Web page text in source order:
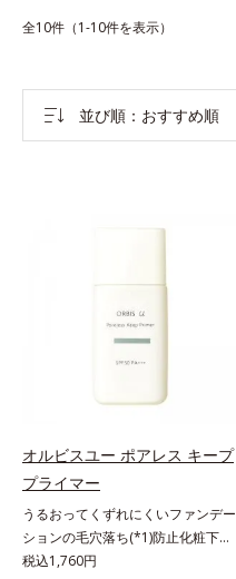
全10件（1-10件を表示）
並び順 おすすめ順
オルビスユー ポアレス キープ
プライマー
うるおってくずれにくいファンデー
ションの毛穴落ち(*1)防止化粧下
地。ファンデーションの毛穴落ち
税込1,760円